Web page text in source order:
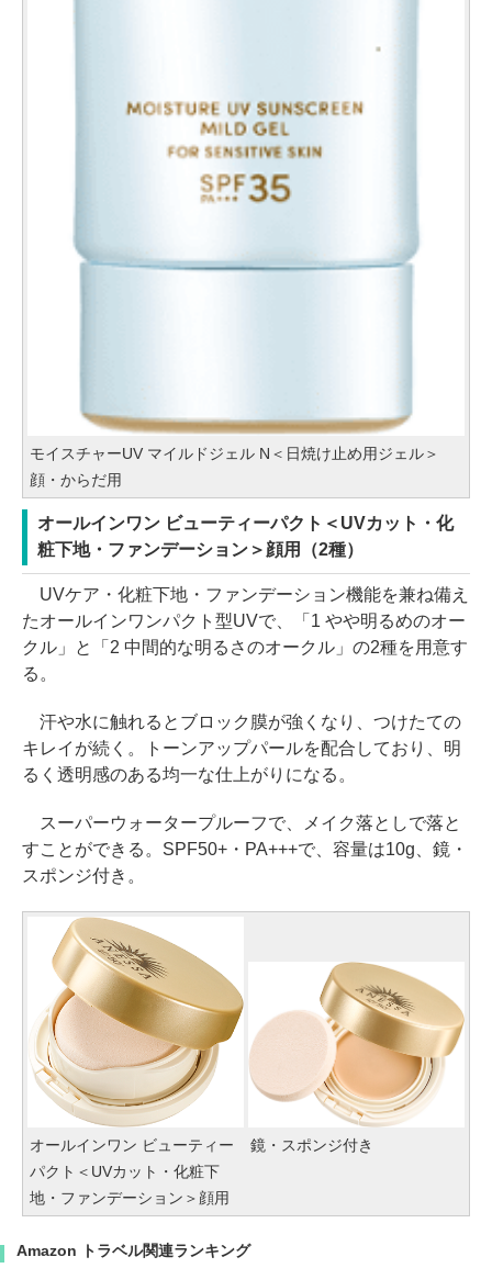
モイスチャーUV マイルドジェル N＜日焼け止め用ジェル＞
顔・からだ用
オールインワン ビューティーパクト＜UVカット・化
粧下地・ファンデーション＞顔用（2種）
UVケア・化粧下地・ファンデーション機能を兼ね備え
たオールインワンパクト型UVで、「1 やや明るめのオー
クル」と「2 中間的な明るさのオークル」の2種を用意す
る。
汗や水に触れるとブロック膜が強くなり、つけたての
キレイが続く。トーンアップパールを配合しており、明
るく透明感のある均一な仕上がりになる。
スーパーウォータープルーフで、メイク落としで落と
すことができる。SPF50+・PA+++で、容量は10g、鏡・
スポンジ付き。
オールインワン ビューティー
パクト＜UVカット・化粧下
地・ファンデーション＞顔用
鏡・スポンジ付き
Amazon トラベル関連ランキング